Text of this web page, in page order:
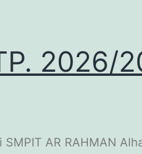
2026/
AR RAHMAN